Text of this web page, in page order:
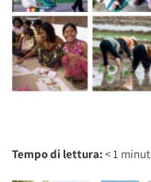
Tempo di lettura:< 1